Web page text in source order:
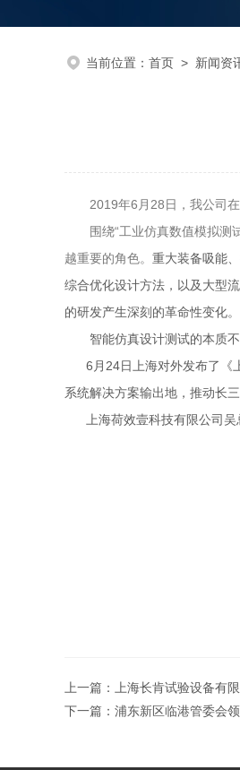
当前位置： 首页 > 新闻资
2019年6月28日，我公司在
围绕“工业仿真数值模拟测
越重要的角色。 重大装备吸能
综合优化设计方法，以及大型
的研发产生深刻的革命性变化。
智能仿真设计测试的本质不
6月24日上海对外发布了《
系统解决方案输出地，推动长
上海荷效壹科技有限公司吴
上一篇：
上海长肯试验设备有
下一篇： 浦东新区临港管委会